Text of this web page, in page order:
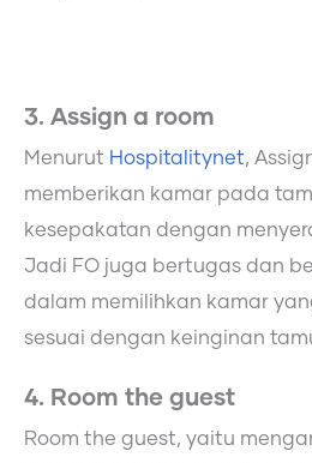
3. Assign a room
Menurut Hospitalitynet,
memberikan kamar pada
kesepakatan dengan
Jadi FO juga bertugas dan
dalam memilihkan kamar
sesuai dengan keinginan
4. Room the guest
Room the guest, yaitu